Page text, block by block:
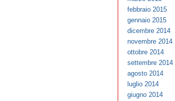
febbraio 2015
gennaio 2015
dicembre 2014
novembre 2014
ottobre 2014
settembre 2014
agosto 2014
luglio 2014
giugno 2014